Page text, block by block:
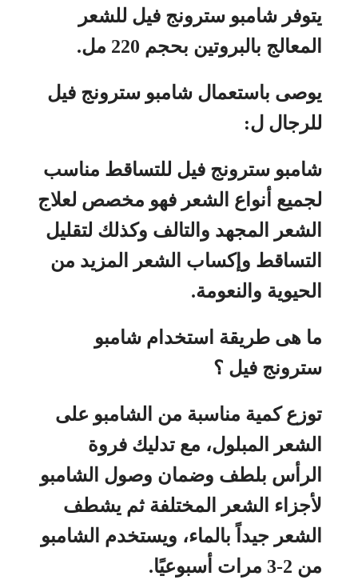
يتوفر شامبو سترونج فيل للشعر
المعالج بالبروتين بحجم 220 مل.
يوصى باستعمال شامبو سترونج فيل
للرجال ل:
شامبو سترونج فيل للتساقط مناسب
لجميع أنواع الشعر فهو مخصص لعلاج
الشعر المجهد والتالف وكذلك لتقليل
التساقط وإكساب الشعر المزيد من
الحيوية والنعومة.
ما هى طريقة استخدام شامبو
سترونج فيل ؟
توزع كمية مناسبة من الشامبو على
الشعر المبلول، مع تدليك فروة
الرأس بلطف وضمان وصول الشامبو
لأجزاء الشعر المختلفة ثم يشطف
الشعر جيداً بالماء، ويستخدم الشامبو
من 2-3 مرات أسبوعيًا.